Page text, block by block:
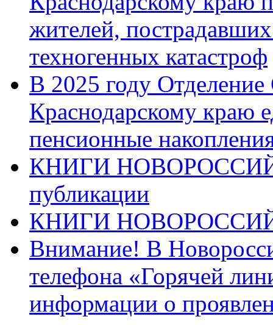
жителей,
техногенных катастроф
В 2025 году
Краснодарскому краю
пенсионные
КНИГИ
публикации
КНИГИ
Внимание! В
телефона «Горячей
информации о